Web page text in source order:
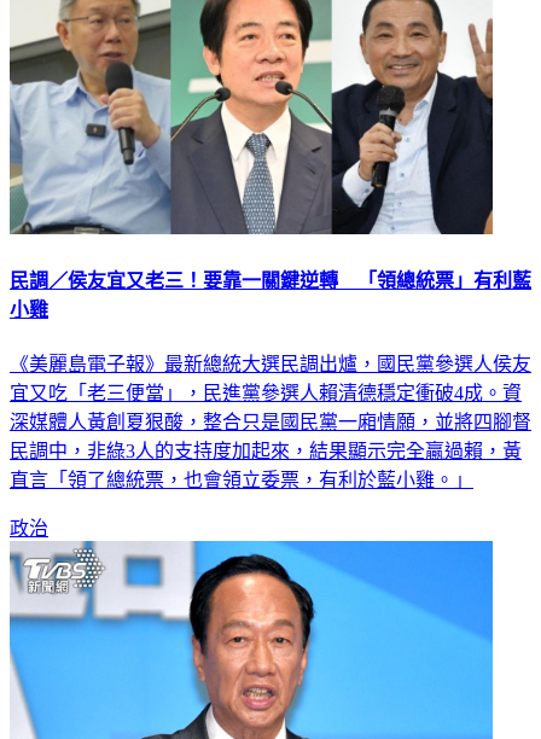
民調／侯友宜又老三！要靠一關鍵逆轉 「領總統票」有利藍
小雞
《美麗島電子報》最新總統大選民調出爐，國民黨參選人侯友
宜又吃「老三便當」，民進黨參選人賴清德穩定衝破4成。資
深媒體人黃創夏狠酸，整合只是國民黨一廂情願，並將四腳督
民調中，非綠3人的支持度加起來，結果顯示完全贏過賴，黃
直言「領了總統票，也會領立委票，有利於藍小雞。」
政治